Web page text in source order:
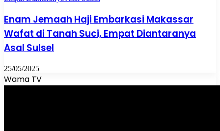
Enam Jemaah Haji Embarkasi Makassar
Wafat di Tanah Suci, Empat Diantaranya
Asal Sulsel
25/05/2025
Wama TV